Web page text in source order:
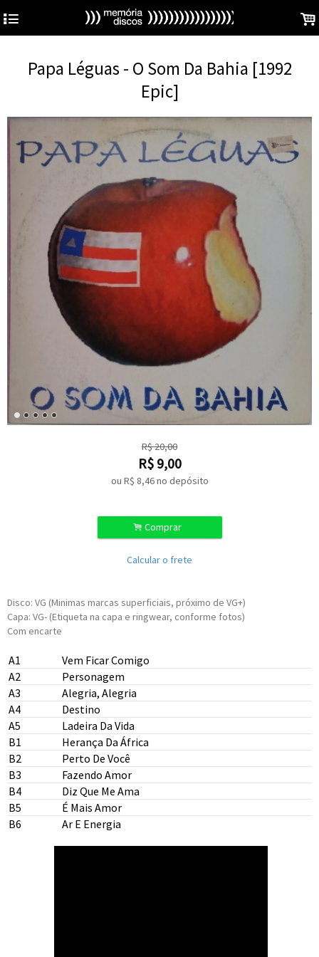
4 .
Papa Léguas - O Som Da Bahia [1992
Epic]
R$20,00
R$ 9,00
ou R$ 8,46no depósito
. Comprar
Calcular o frete
Disco: VG (Minimas marcas superficiais, próximo de VG+)
Capa: VG- (Etiqueta na capa e ringwear, conforme fotos)
Com encarte
A1
Vem Ficar Comigo
A2
Personagem
A3
Alegria, Alegria
A4
Destino
A5
Ladeira Da Vida
B1
Herança Da África
B2
Perto De Você
B3
Fazendo Amor
B4
Diz Que Me Ama
B5
É Mais Amor
B6
Ar E Energia